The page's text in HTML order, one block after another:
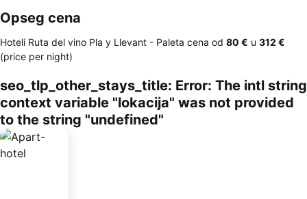
Opseg cena
Hoteli Ruta del vino Pla y Llevant - Paleta cena od ‎80 € u ‎312 €
(price per night)
seo_tlp_other_stays_title: Error: The intl string
context variable "lokacija" was not provided
to the string "undefined"